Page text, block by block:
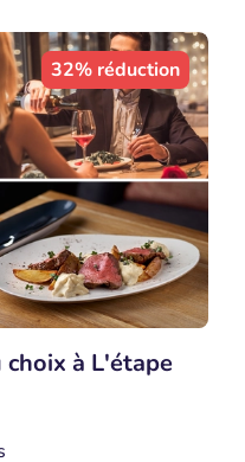
32% réduction
choix à L'étape